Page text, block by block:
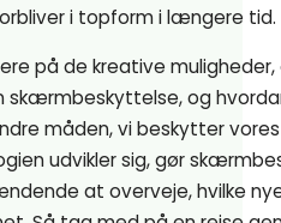
i topform i længere tid.
på de kreative
skærmbeskyttelse, og
måden, vi beskytter
udvikler sig, gør
at overveje, hvilke